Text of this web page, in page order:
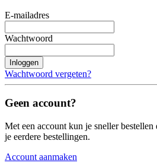
E-mailadres
Wachtwoord
Inloggen
Wachtwoord vergeten?
Geen account?
Met een account kun je sneller
je eerdere bestellingen.
Account aanmaken